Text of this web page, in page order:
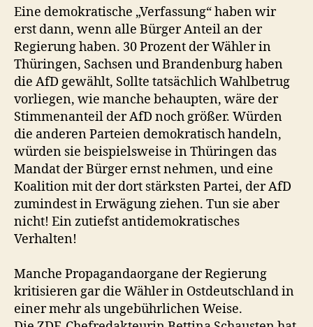
Eine demokratische „Verfassung“ haben wir
erst dann, wenn alle Bürger Anteil an der
Regierung haben. 30 Prozent der Wähler in
Thüringen, Sachsen und Brandenburg haben
die AfD gewählt, Sollte tatsächlich Wahlbetrug
vorliegen, wie manche behaupten, wäre der
Stimmenanteil der AfD noch größer. Würden
die anderen Parteien demokratisch handeln,
würden sie beispielsweise in Thüringen das
Mandat der Bürger ernst nehmen, und eine
Koalition mit der dort stärksten Partei, der AfD
zumindest in Erwägung ziehen. Tun sie aber
nicht! Ein zutiefst antidemokratisches
Verhalten!
Manche Propagandaorgane der Regierung
kritisieren gar die Wähler in Ostdeutschland in
einer mehr als ungebührlichen Weise.